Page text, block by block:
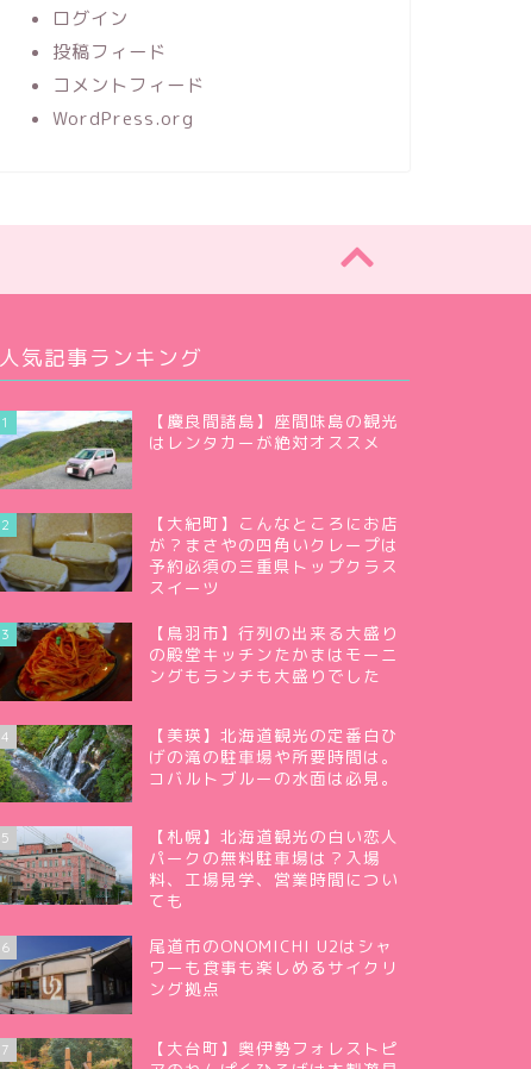
ログイン
投稿フィード
コメントフィード
WordPress.org
人気記事ランキング
1
【慶良間諸島】座間味島の観光
はレンタカーが絶対オススメ
2
【大紀町】こんなところにお店
が？まさやの四角いクレープは
予約必須の三重県トップクラス
スイーツ
3
【鳥羽市】行列の出来る大盛り
の殿堂キッチンたかまはモーニ
ングもランチも大盛りでした
4
【美瑛】北海道観光の定番白ひ
げの滝の駐車場や所要時間は。
コバルトブルーの水面は必見。
5
【札幌】北海道観光の白い恋人
パークの無料駐車場は？入場
料、工場見学、営業時間につい
ても
6
尾道市のONOMICHI U2はシャ
ワーも食事も楽しめるサイクリ
ング拠点
7
【大台町】奥伊勢フォレストピ